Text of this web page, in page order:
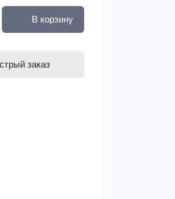
В корзину
заказ